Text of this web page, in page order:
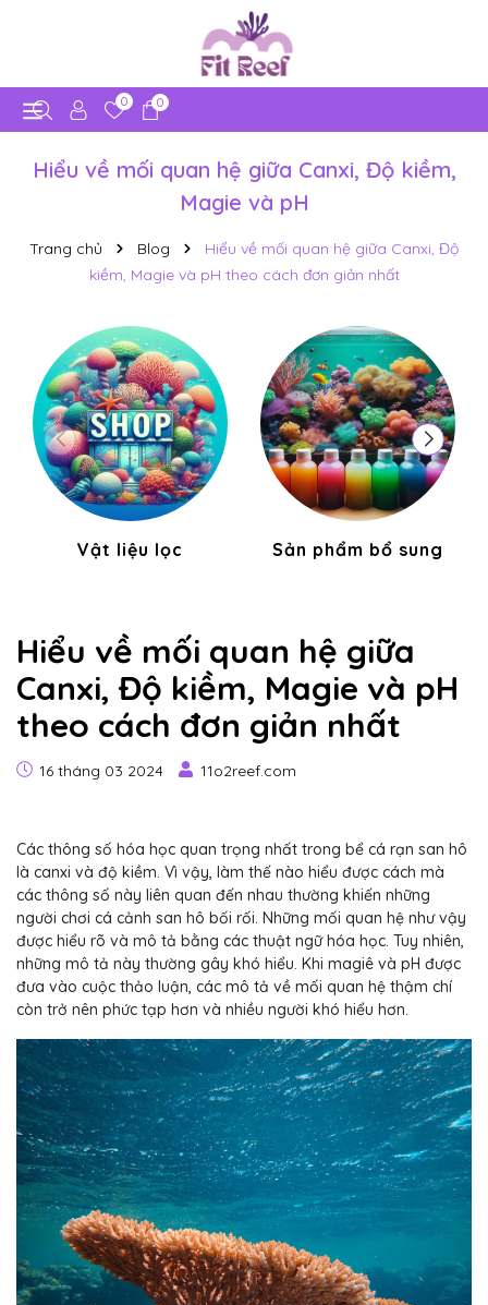
0 0
Hiểu về mối quan hệ giữa Canxi, Độ kiềm,
Magie và pH
Trang chủ Blog
Hiểu về mối quan hệ giữa Canxi, Độ
kiềm, Magie và pH theo cách đơn giản nhất
Vật liệu lọc Sản phẩm bổ sung
Hiểu về mối quan hệ giữa
Canxi, Độ kiềm, Magie và pH
theo cách đơn giản nhất
16 tháng 03 2024 11o2reef.com
Các thông số hóa học quan trọng nhất trong bể cá rạn san hô
là canxi và độ kiềm. Vì vậy, làm thế nào hiểu được cách mà
các thông số này liên quan đến nhau thường khiến những
người chơi cá cảnh san hô bối rối. Những mối quan hệ như vậy
được hiểu rõ và mô tả bằng các thuật ngữ hóa học. Tuy nhiên,
những mô tả này thường gây khó hiểu. Khi magiê và pH được
đưa vào cuộc thảo luận, các mô tả về mối quan hệ thậm chí
còn trở nên phức tạp hơn và nhiều người khó hiểu hơn.